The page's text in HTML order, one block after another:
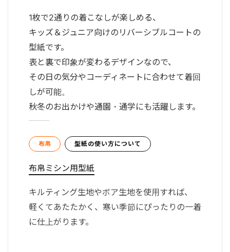
1枚で2通りの着こなしが楽しめる、
キッズ＆ジュニア向けのリバーシブルコートの
型紙です。
表と裏で印象が変わるデザインなので、
その日の気分やコーディネートに合わせて着回
しが可能。
秋冬のお出かけや通園・通学にも活躍します。
布帛 型紙の使い方について
布帛ミシン用型紙
キルティング生地やボア生地を使用すれば、
軽くてあたたかく、寒い季節にぴったりの一着
に仕上がります。